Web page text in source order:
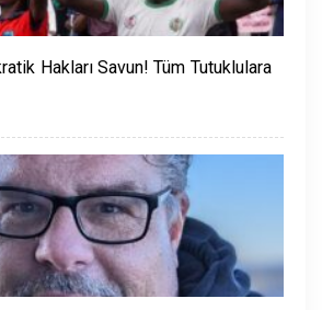
Hakları Savun! Tüm Tutuklulara